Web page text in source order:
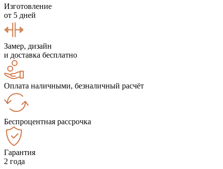
Изготовление
от 5 дней
Замер, дизайн
и доставка бесплатно
Оплата наличными, безналичный расчёт
Беспроцентная рассрочка
Гарантия
2 года